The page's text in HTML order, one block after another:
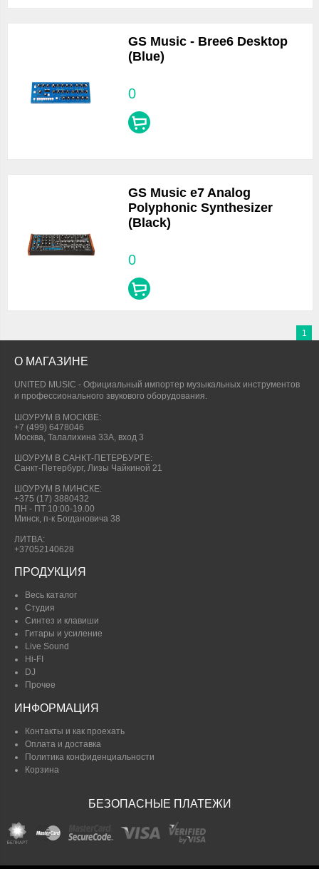
GS Music - Bree6 Desktop
(Blue)
0
GS Music e7 Analog
Polyphonic Synthesizer
(Black)
0
1
О МАГАЗИНЕ
UNITED MUSIC - Официальный импортер музыкальных инструментов
и профессионального звукового оборудования.
ШОУРУМ В МОСКВЕ:
+7 (499) 6478046
Москва, Талалихина 33А, вход 3
ШОУРУМ В САНКТ-ПЕТЕРБУРГЕ:
Санкт-Петербург, Лизы Чайкиной 21
ШОУРУМ В МИНСКЕ:
+375 (17) 3880432
ПН - ПТ 10:00-19.00
Минск, п-к Богдановича 38
ЛИТВА:
+37052140628
ПРОДУКЦИЯ
Весь каталог
Студия
Синтез и клавиши
Гитары и усиление
Live Sound
Hi-FI
DJ
Прочее
ИНФОРМАЦИЯ
Контакты и как проехать
Оплата и доставка
Политика конфиденциальности
Корзина
БЕЗОПАСНЫЕ ПЛАТЕЖИ